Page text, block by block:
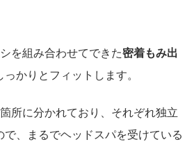
を組み合わせてできた密着もみ出
っかりとフィットします。
所に分かれており、それぞれ独立
で、まるでヘッドスパを受けている